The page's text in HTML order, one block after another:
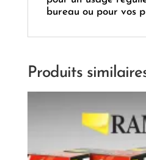
bureau ou pour vos
Produits